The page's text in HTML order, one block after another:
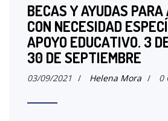
BECAS Y AYUDAS PARA
CON NECESIDAD
APOYO EDUCATIVO. 3
30 DE SEPTIEMBRE
03/09/2021 / Helena Mora / 0